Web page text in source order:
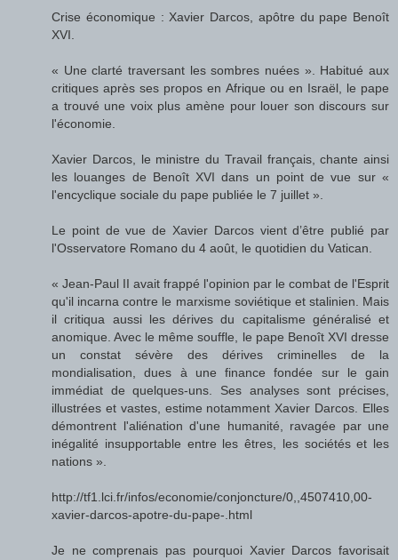
Crise économique : Xavier Darcos, apôtre du pape Benoît
XVI.
« Une clarté traversant les sombres nuées ». Habitué aux
critiques après ses propos en Afrique ou en Israël, le pape
a trouvé une voix plus amène pour louer son discours sur
l'économie.
Xavier Darcos, le ministre du Travail français, chante ainsi
les louanges de Benoît XVI dans un point de vue sur «
l'encyclique sociale du pape publiée le 7 juillet ».
Le point de vue de Xavier Darcos vient d’être publié par
l'Osservatore Romano du 4 août, le quotidien du Vatican.
« Jean-Paul II avait frappé l'opinion par le combat de l'Esprit
qu'il incarna contre le marxisme soviétique et stalinien. Mais
il critiqua aussi les dérives du capitalisme généralisé et
anomique. Avec le même souffle, le pape Benoît XVI dresse
un constat sévère des dérives criminelles de la
mondialisation, dues à une finance fondée sur le gain
immédiat de quelques-uns. Ses analyses sont précises,
illustrées et vastes, estime notamment Xavier Darcos. Elles
démontrent l'aliénation d'une humanité, ravagée par une
inégalité insupportable entre les êtres, les sociétés et les
nations ».
http://tf1.lci.fr/infos/economie/conjoncture/0,,4507410,00-
xavier-darcos-apotre-du-pape-.html
Je ne comprenais pas pourquoi Xavier Darcos favorisait